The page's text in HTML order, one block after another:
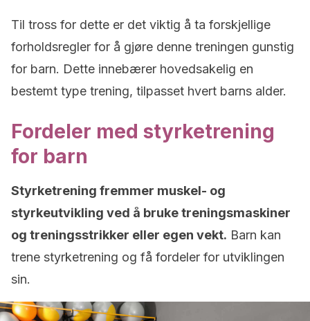
Til tross for dette er det viktig å ta forskjellige
forholdsregler for å gjøre denne treningen gunstig
for barn. Dette innebærer hovedsakelig en
bestemt type trening, tilpasset hvert barns alder.
Fordeler med styrketrening
for barn
Styrketrening fremmer muskel- og
styrkeutvikling ved å bruke treningsmaskiner
og treningsstrikker eller egen vekt. Barn kan
trene styrketrening og få fordeler for utviklingen
sin.